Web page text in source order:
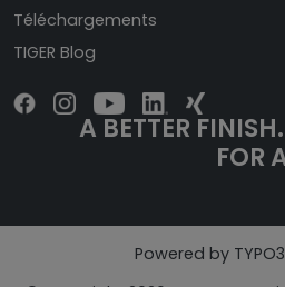
Téléchargements
TIGER Blog
A BETTER
FOR
Powered by